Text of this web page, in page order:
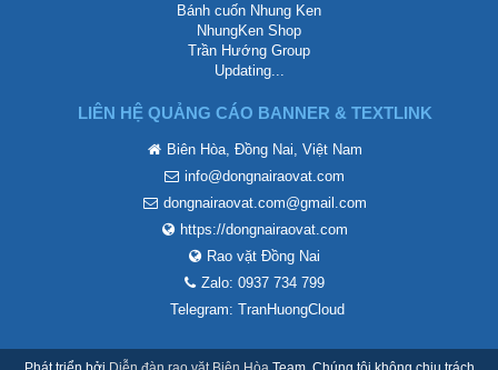
Bánh cuốn Nhung Ken
NhungKen Shop
Trần Hướng Group
Updating...
LIÊN HỆ QUẢNG CÁO BANNER & TEXTLINK
Biên Hòa, Đồng Nai, Việt Nam
info@dongnairaovat.com
dongnairaovat.com@gmail.com
https://dongnairaovat.com
Rao vặt Đồng Nai
Zalo: 0937 734 799
Telegram: TranHuongCloud